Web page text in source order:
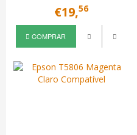
€19,56
COMPRAR